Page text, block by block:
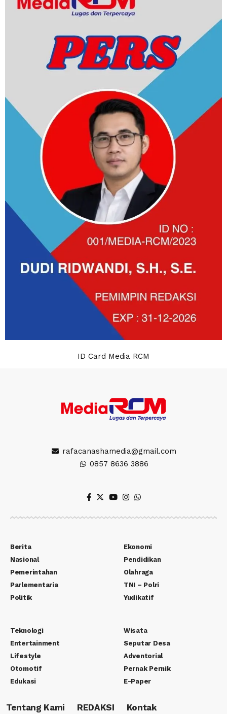
ID Card Media RCM
rafacanashamedia@gmail.com
0857 8636 3886
Berita
Nasional
Pemerintahan
Parlementaria
Politik
Ekonomi
Pendidikan
Olahraga
TNI – Polri
Yudikatif
Teknologi
Entertainment
Lifestyle
Otomotif
Edukasi
Wisata
Seputar Desa
Adventorial
Pernak Pernik
E-Paper
Tentang Kami REDAKSI Kontak